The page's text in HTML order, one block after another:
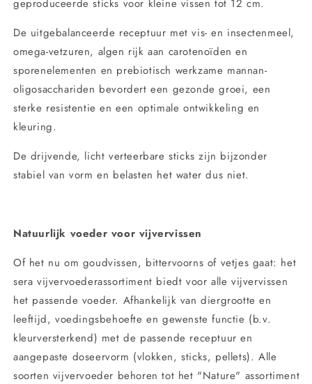
geproduceerde sticks voor kleine vissen tot 12 cm.
De uitgebalanceerde receptuur met vis- en insectenmeel,
omega-vetzuren, algen rijk aan carotenoïden en
sporenelementen en prebiotisch werkzame mannan-
oligosacchariden bevordert een gezonde groei, een
sterke resistentie en een optimale ontwikkeling en
kleuring.
De drijvende, licht verteerbare sticks zijn bijzonder
stabiel van vorm en belasten het water dus niet.
Natuurlijk voeder voor vijvervissen
Of het nu om goudvissen, bittervoorns of vetjes gaat: het
sera vijvervoederassortiment biedt voor alle vijvervissen
het passende voeder. Afhankelijk van diergrootte en
leeftijd, voedingsbehoefte en gewenste functie (b.v.
kleurversterkend) met de passende receptuur en
aangepaste doseervorm (vlokken, sticks, pellets). Alle
soorten vijvervoeder behoren tot het "Nature" assortiment